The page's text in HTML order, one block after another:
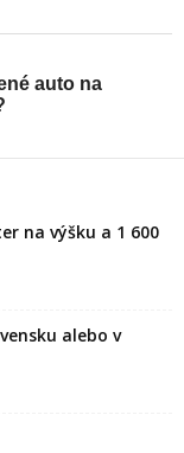
na výšku a 1 600
alebo v